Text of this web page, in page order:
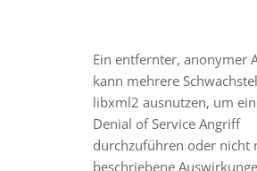
Ein entfernter, anonymer
kann mehrere
libxml2 ausnutzen, um
Denial of Service Angriff
durchzuführen oder nicht
beschriebene